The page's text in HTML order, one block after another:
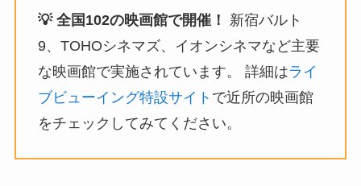
💡 全国102の映画館で開催！
新宿バルト
9、TOHOシネマズ、イオンシネマなど主要
な映画館で実施されています。 詳細はライ
ブビューイング特設サイト で近所の映画館
をチェックしてみてください。